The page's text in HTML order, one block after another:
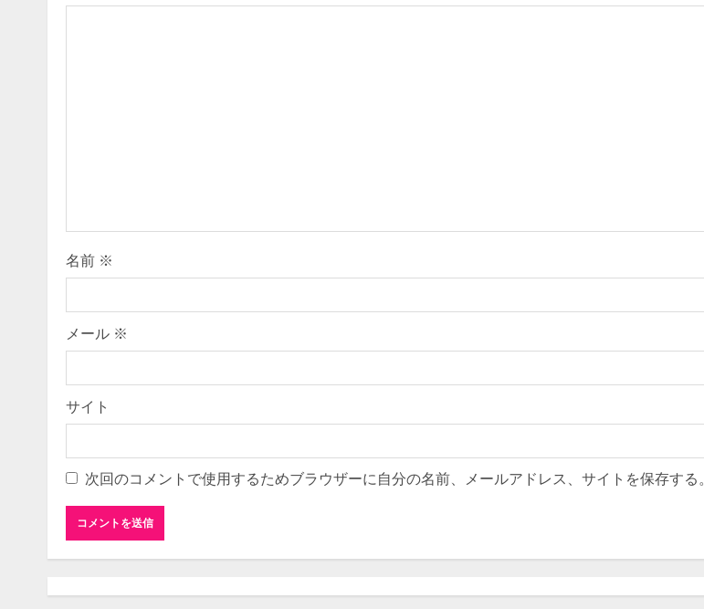
名前 ※
メール ※
サイト
次回のコメントで使用するためブラウザーに自分の名前、メールアドレス、サイトを保存する。